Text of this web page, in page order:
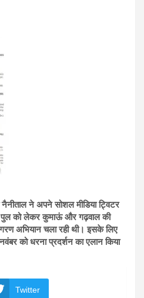
ने अपने सोशल मीडिया ट्विटर
पुल को लेकर कुमाऊं और गढ़वाल की
अभियान चला रही थी। इसके लिए
को धरना प्रदर्शन का एलान किया
Twitter